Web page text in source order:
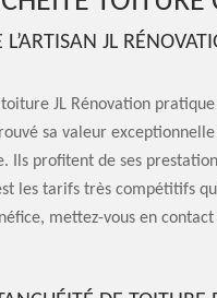
L’ARTISAN JL
JL Rénovation
sa valeur
profitent de ses
les tarifs très compétitifs
mettez-vous en